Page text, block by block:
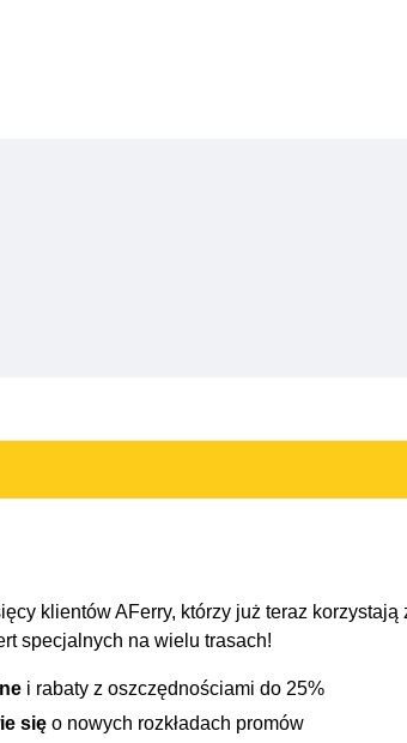
klientów AFerry, którzy już teraz korzystają
specjalnych na wielu trasach!
i rabaty z oszczędnościami do 25%
się o nowych rozkładach promów